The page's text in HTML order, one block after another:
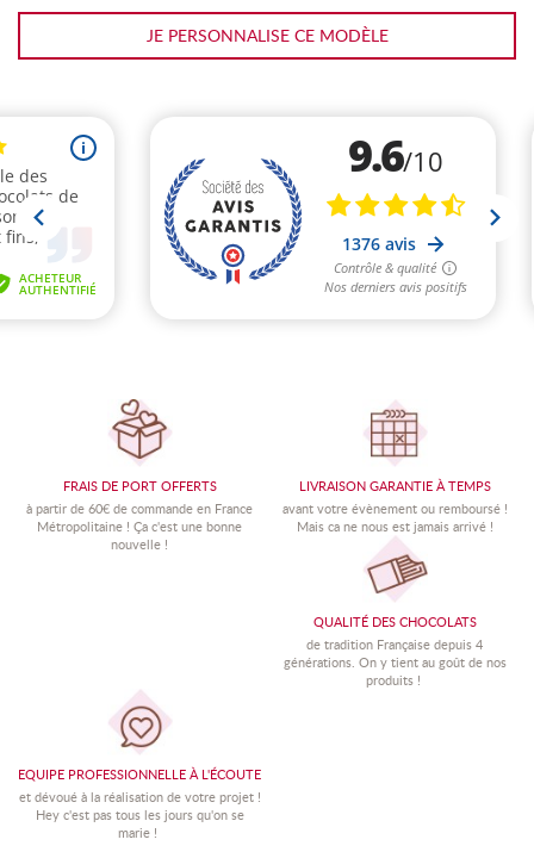
JE PERSONNALISE CE MODÈLE
FRAIS DE PORT OFFERTS
à partir de 60€ de commande en France
Métropolitaine ! Ça c'est une bonne
nouvelle !
LIVRAISON GARANTIE À TEMPS
avant votre évènement ou remboursé !
Mais ca ne nous est jamais arrivé !
QUALITÉ DES CHOCOLATS
de tradition Française depuis 4
générations. On y tient au goût de nos
produits !
EQUIPE PROFESSIONNELLE À L'ÉCOUTE
et dévoué à la réalisation de votre projet !
Hey c'est pas tous les jours qu'on se
marie !